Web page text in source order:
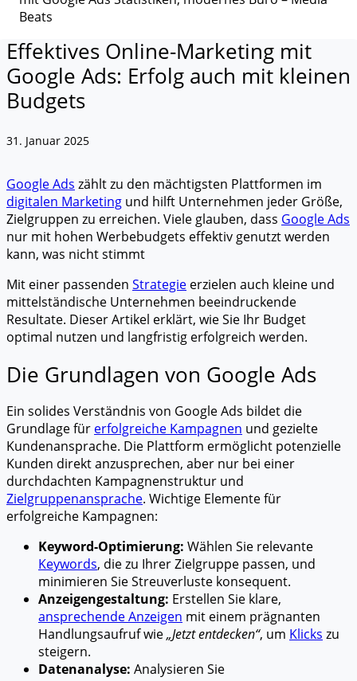
Effektives Online-Marketing mit
Google Ads: Erfolg auch mit kleinen
Budgets
31. Januar 2025
Google Ads zählt zu den mächtigsten Plattformen im
digitalen Marketing und hilft Unternehmen jeder Größe,
Zielgruppen zu erreichen. Viele glauben, dass Google Ads
nur mit hohen Werbebudgets effektiv genutzt werden
kann, was nicht stimmt
Mit einer passenden Strategie erzielen auch kleine und
mittelständische Unternehmen beeindruckende
Resultate. Dieser Artikel erklärt, wie Sie Ihr Budget
optimal nutzen und langfristig erfolgreich werden.
Die Grundlagen von Google Ads
Ein solides Verständnis von Google Ads bildet die
Grundlage für erfolgreiche Kampagnen und gezielte
Kundenansprache. Die Plattform ermöglicht potenzielle
Kunden direkt anzusprechen, aber nur bei einer
durchdachten Kampagnenstruktur und
Zielgruppenansprache. Wichtige Elemente für
erfolgreiche Kampagnen:
Keyword-Optimierung: Wählen Sie relevante
Keywords, die zu Ihrer Zielgruppe passen, und
minimieren Sie Streuverluste konsequent.
Anzeigengestaltung: Erstellen Sie klare,
ansprechende Anzeigen mit einem prägnanten
Handlungsaufruf wie„Jetzt entdecken“, um Klicks zu
steigern.
Datenanalyse: Analysieren Sie